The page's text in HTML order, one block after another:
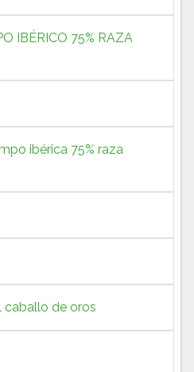
IBÉRICO 75% RAZA
ibérica 75% raza
caballo de oros